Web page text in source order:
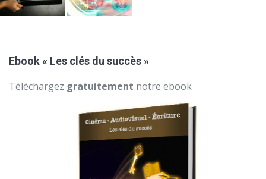
Ebook « Les clés du succès »
Téléchargez gratuitement notre ebook